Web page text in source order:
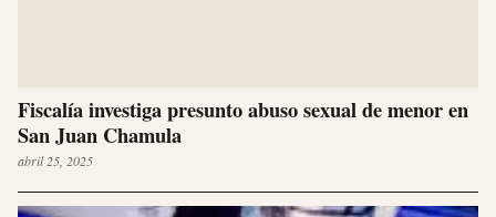
Fiscalía investiga presunto abuso sexual de menor en
San Juan Chamula
abril 25, 2025